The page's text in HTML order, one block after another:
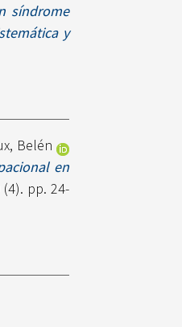
síndrome
y
Belén
en
pp. 24-